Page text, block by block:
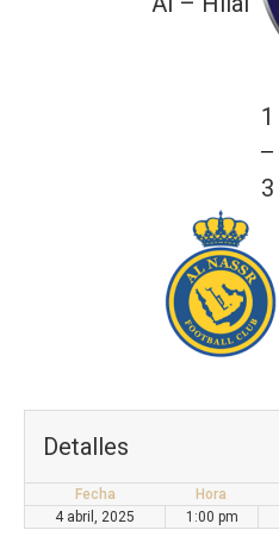
1
—
3
Detalles
Fecha Hora
4 abril, 2025
1:00 pm